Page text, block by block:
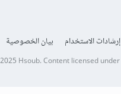
إرشادات الاستخدام بيان الخصوصية
Hsoub.Content licensed under